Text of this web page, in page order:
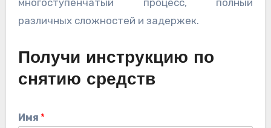
различных сложностей и задержек.
Получи инструкцию по
снятию средств
Имя *